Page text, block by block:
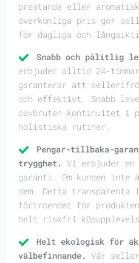
prestanda eller
överkomliga pris gör
för dagliga och
Snabb och pålitlig
erbjuder alltid 24-
garanterar att
och effektivt. Snabb
oavbruten kontinuitet i
holistiska rutiner.
Pengar-tillbaka-
trygghet. Vi erbjuder
garanti. Om kunden
dem. Detta
förtroendet för
helt riskfri
Helt ekologisk för
välbefinnande. Vår